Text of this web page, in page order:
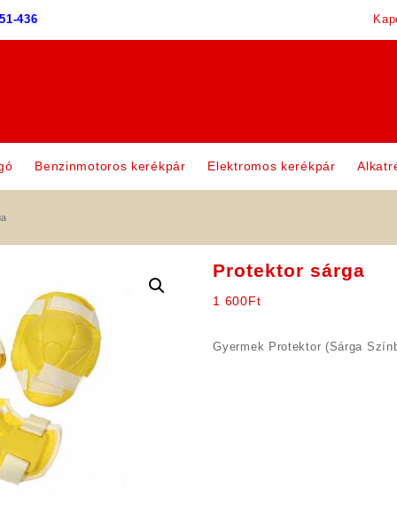
436
Benzinmotoros kerékpár Elektromos kerékpár
Protektor sárga
1 600Ft
Gyermek Protektor (Sárga